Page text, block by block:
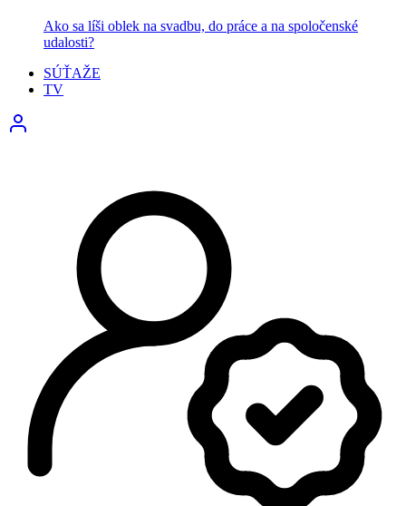
Ako sa líši oblek na svadbu, do práce a na spoločenské
udalosti?
SÚŤAŽE
TV